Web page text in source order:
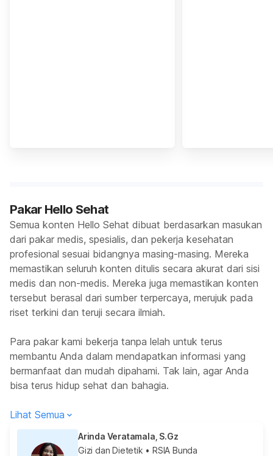
Pakar Hello Sehat
Semua konten Hello Sehat dibuat berdasarkan masukan
dari pakar medis, spesialis, dan pekerja kesehatan
profesional sesuai bidangnya masing-masing. Mereka
memastikan seluruh konten ditulis secara akurat dari sisi
medis dan non-medis. Mereka juga memastikan konten
tersebut berasal dari sumber terpercaya, merujuk pada
riset terkini dan teruji secara ilmiah.
Para pakar kami bekerja tanpa lelah untuk terus
membantu Anda dalam mendapatkan informasi yang
bermanfaat dan mudah dipahami. Tak lain, agar Anda
bisa terus hidup sehat dan bahagia.
Lihat Semua
Arinda Veratamala, S.Gz
Gizi dan Dietetik • RSIA Bunda